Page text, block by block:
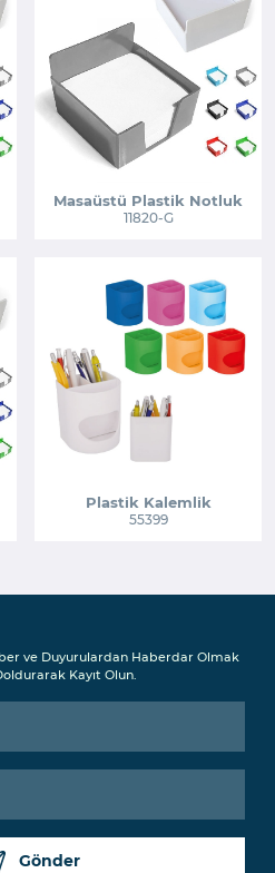
Masaüstü Plastik Notluk
11820-G
Plastik Kalemlik
55399
ve Duyurulardan Haberdar Olmak
Kayıt Olun.
Gönder